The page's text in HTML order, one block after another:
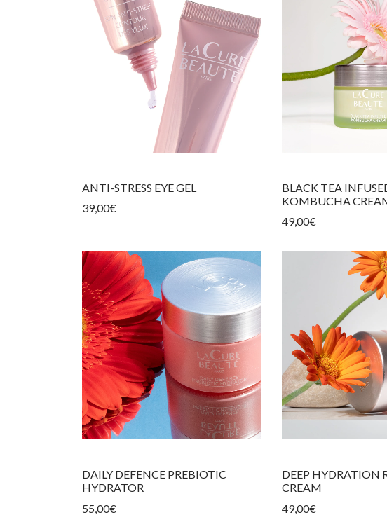
ANTI-STRESS EYE GEL
39,00€
BLACK TEA
KOMBUCHA
49,00€
DAILY DEFENCE PREBIOTIC
HYDRATOR
55,00€
DEEP HYDRATION
CREAM
49,00€